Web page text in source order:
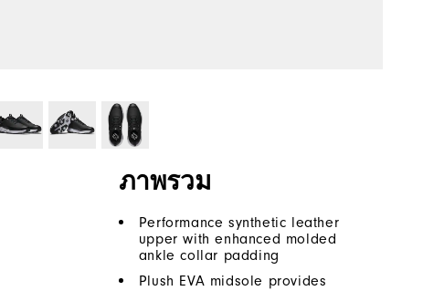
ภาพรวม
Performance synthetic leather
upper with enhanced molded
ankle collar padding
Plush EVA midsole provides